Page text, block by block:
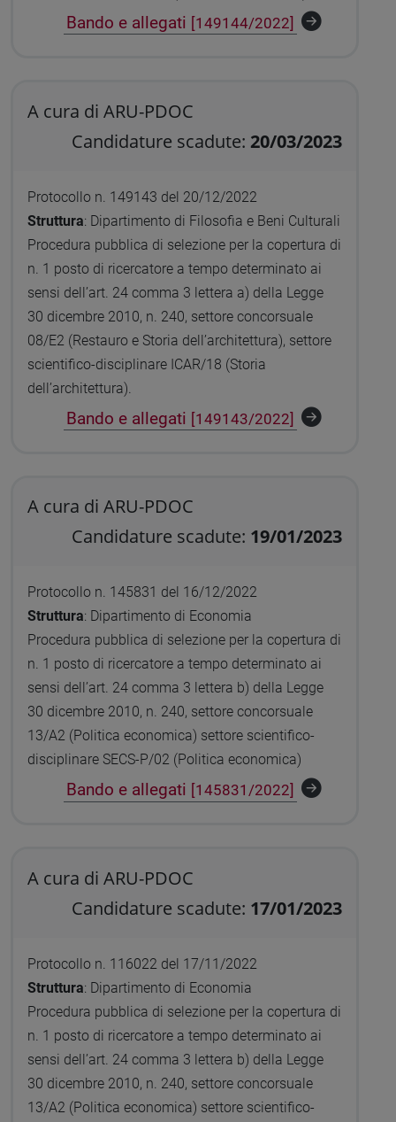
Bando e allegati [149144/2022]
A cura di ARU-PDOC
Candidature scadute: 20/03/2023
Protocollo n. 149143 del 20/12/2022
Struttura: Dipartimento di Filosofia e Beni Culturali
Procedura pubblica di selezione per la copertura di
n. 1 posto di ricercatore a tempo determinato ai
sensi dell’art. 24 comma 3 lettera a) della Legge
30 dicembre 2010, n. 240, settore concorsuale
08/E2 (Restauro e Storia dell’architettura), settore
scientifico-disciplinare ICAR/18 (Storia
dell’architettura).
Bando e allegati [149143/2022]
A cura di ARU-PDOC
Candidature scadute: 19/01/2023
Protocollo n. 145831 del 16/12/2022
Struttura: Dipartimento di Economia
Procedura pubblica di selezione per la copertura di
n. 1 posto di ricercatore a tempo determinato ai
sensi dell’art. 24 comma 3 lettera b) della Legge
30 dicembre 2010, n. 240, settore concorsuale
13/A2 (Politica economica) settore scientifico-
disciplinare SECS-P/02 (Politica economica)
Bando e allegati [145831/2022]
A cura di ARU-PDOC
Candidature scadute: 17/01/2023
Protocollo n. 116022 del 17/11/2022
Struttura: Dipartimento di Economia
Procedura pubblica di selezione per la copertura di
n. 1 posto di ricercatore a tempo determinato ai
sensi dell’art. 24 comma 3 lettera b) della Legge
30 dicembre 2010, n. 240, settore concorsuale
13/A2 (Politica economica) settore scientifico-